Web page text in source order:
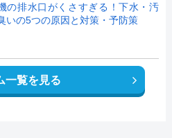
の排水口がくさすぎる！下水・汚
いの5つの原因と対策・予防策
一覧を見る